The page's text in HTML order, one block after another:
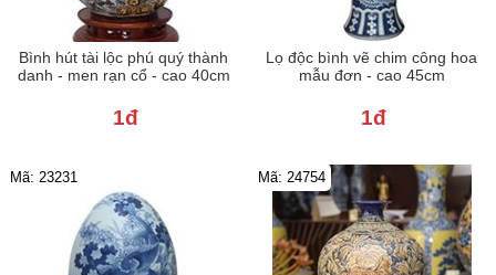
Bình hút tài lộc phú quý thành
danh - men rạn cổ - cao 40cm
1đ
Lọ độc bình vẽ chim công hoa
mẫu đơn - cao 45cm
1đ
Mã: 23231 Mã: 24754